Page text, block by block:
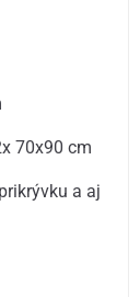
70x90 cm
a aj